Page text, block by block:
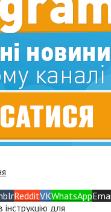
RedditVKWhatsApp
для